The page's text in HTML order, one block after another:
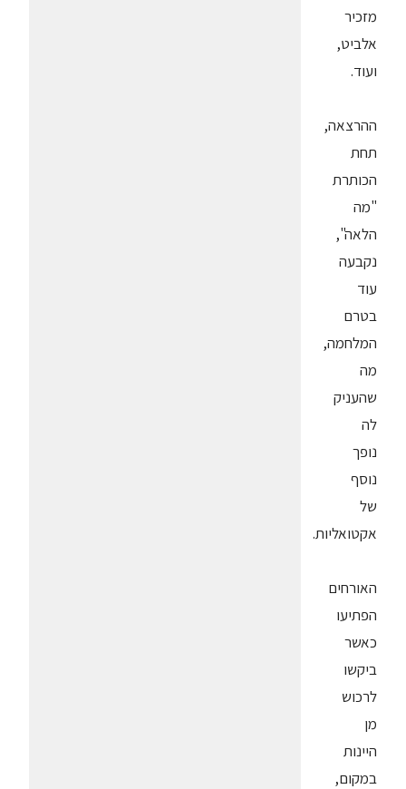
מזכיר
אלביט,
ועוד.
ההרצאה,
תחת
הכותרת
"מה
הלאה",
נקבעה
עוד
בטרם
המלחמה,
מה
שהעניק
לה
נופך
נוסף
של
אקטואליות.
האורחים
הפתיעו
כאשר
ביקשו
לרכוש
מן
היינות
במקום,